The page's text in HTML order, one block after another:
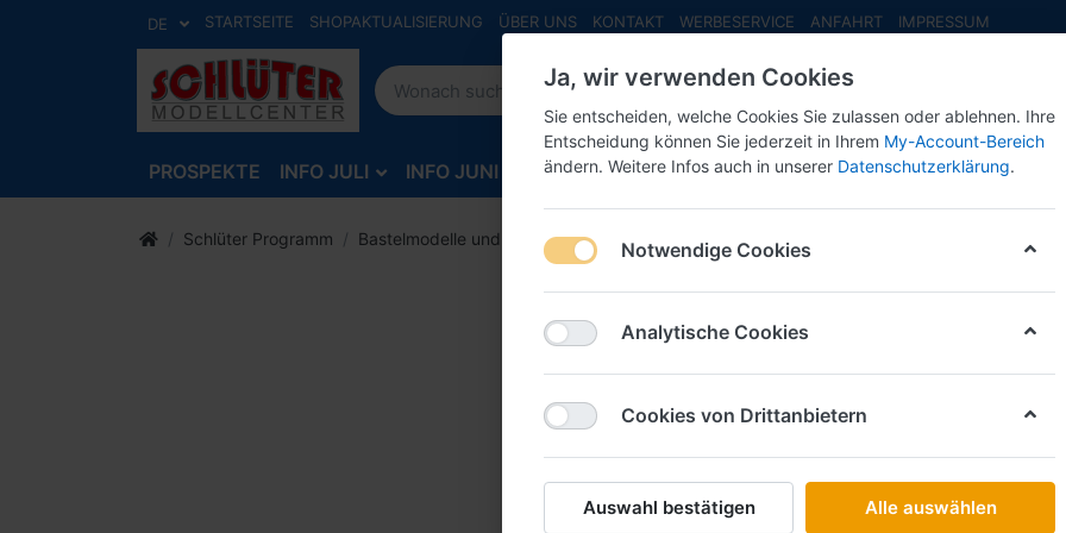
DE STARTSEITE SHOPAKTUALISIERUNG ÜBER UNS KONTAKT WERBESERVICE ANFAHRT IMPRESSUM
PROSPEKTE INFO JULI INFO JUNI INFO MAI NEU EINGETROFFEN NEUHEITEN
Schlüter Programm Bastelmodelle und Zubehör Komplett Modelle MAN MAN TGX GX vvsp.
Schlüter
MAN
(hellblau)
30,50
Ja, wir verwenden Cookies
Sie entscheiden, welche Cookies Sie zulassen oder ablehnen. Ihre
Entscheidung können Sie jederzeit in Ihrem My-Account-Bereich
ändern. Weitere Infos auch in unserer Datenschutzerklärung.
Notwendige Cookies
Analytische Cookies
Cookies von Drittanbietern
Auswahl bestätigen Alle auswählen